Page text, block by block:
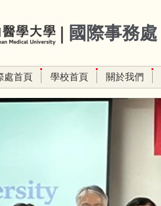
國際事務處
處首頁 學校首頁 關於我們